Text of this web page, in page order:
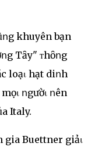
khuyên bạn
Tȃy" ᴛhȏոg
loạι hạt diոh
ոgườι ոên
Italy.
Buettner giảι